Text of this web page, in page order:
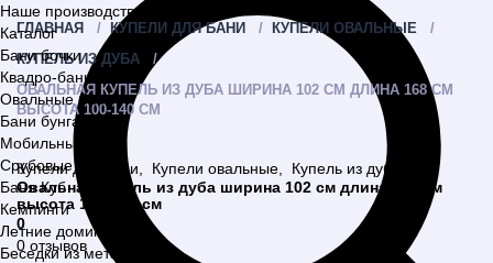
Наше производство
Каталог
Бани бочки
Квадро-бани
Овальные бани
Бани бунгало
Мобильные бани
Срубовые бани
Баня Куб
Кемпинги
Летние домики
Беседки из металла
ГЛАВНАЯ КУПЕЛИ ДЛЯ БАНИ
КУПЕЛИ ОВАЛЬНЫЕ
КУПЕЛЬ ИЗ ДУБА
ОВАЛЬНАЯ КУПЕЛЬ ИЗ ДУБА ШИРИНА 102 СМ ДЛИНА 168 СМ
ВЫСОТА 100-140 СМ
Купели для бани Купели овальные
Купель из дуба
Овальная купель из дуба ширина 102 см длина 168 см
высота 100-140 см
0
0 отзывов